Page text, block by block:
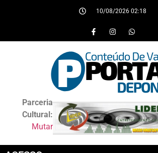
10/08/2026 02:18
Parceria
Cultural:
Mutar